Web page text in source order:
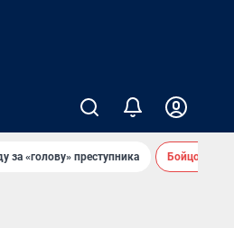
за «голову» преступника Бойцовский